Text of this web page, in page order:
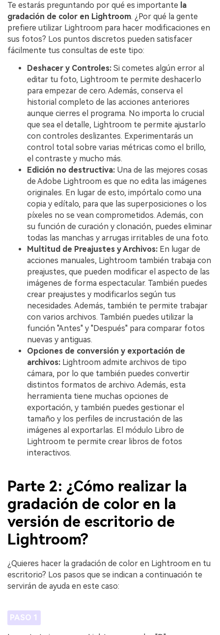
Te estarás preguntando por qué es importante la
gradación de color en Lightroom. ¿Por qué la gente
prefiere utilizar Lightroom para hacer modificaciones en
sus fotos? Los puntos discretos pueden satisfacer
fácilmente tus consultas de este tipo:
Deshacer y Controles: Si cometes algún error al
editar tu foto, Lightroom te permite deshacerlo
para empezar de cero. Además, conserva el
historial completo de las acciones anteriores
aunque cierres el programa. No importa lo crucial
que sea el detalle, Lightroom te permite ajustarlo
con controles deslizantes. Experimentarás un
control total sobre varias métricas como el brillo,
el contraste y mucho más.
Edición no destructiva: Una de las mejores cosas
de Adobe Lightroom es que no edita las imágenes
originales. En lugar de esto, impórtalo como una
copia y edítalo, para que las superposiciones o los
píxeles no se vean comprometidos. Además, con
su función de curación y clonación, puedes eliminar
todas las manchas y arrugas irritables de una foto.
Multitud de Preajustes y Archivos: En lugar de
acciones manuales, Lightroom también trabaja con
preajustes, que pueden modificar el aspecto de las
imágenes de forma espectacular. También puedes
crear preajustes y modificarlos según tus
necesidades. Además, también te permite trabajar
con varios archivos. También puedes utilizar la
función "Antes" y "Después" para comparar fotos
nuevas y antiguas.
Opciones de conversión y exportación de
archivos: Lightroom admite archivos de tipo
cámara, por lo que también puedes convertir
distintos formatos de archivo. Además, esta
herramienta tiene muchas opciones de
exportación, y también puedes gestionar el
tamaño y los perfiles de incrustación de las
imágenes al exportarlas. El módulo Libro de
Lightroom te permite crear libros de fotos
interactivos.
Parte 2: ¿Cómo realizar la
gradación de color en la
versión de escritorio de
Lightroom?
¿Quieres hacer la gradación de color en Lightroom en tu
escritorio? Los pasos que se indican a continuación te
servirán de ayuda en este caso:
PASO 1